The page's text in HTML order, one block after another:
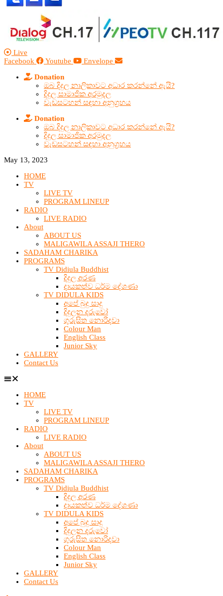
Live
Facebook
Youtube Envelope
Donation
ඔබ දිදුල නාලිකාවට අධාර කරන්නේ ඇයි?
දිදුල සාමාජික අරමුදල
වැඩසටහන් සඳහා අනුග්‍රහය
Donation
ඔබ දිදුල නාලිකාවට අධාර කරන්නේ ඇයි?
දිදුල සාමාජික අරමුදල
වැඩසටහන් සඳහා අනුග්‍රහය
May 13, 2023
HOME
TV
LIVE TV
PROGRAM LINEUP
RADIO
LIVE RADIO
About
ABOUT US
MALIGAWILA ASSAJI THERO
SADAHAM CHARIKA
PROGRAMS
TV Didiula Buddhist
දිදුල අරණ
දායකත්ව ධර්ම දේශණා
TV DIDULA KIDS
අපේ බුදු සාදු
දිදුලන දරුවෝ
ගුරුසිත නොරිදවා
Colour Man
English Class
Junior Sky
GALLERY
Contact Us
HOME
TV
LIVE TV
PROGRAM LINEUP
RADIO
LIVE RADIO
About
ABOUT US
MALIGAWILA ASSAJI THERO
SADAHAM CHARIKA
PROGRAMS
TV Didiula Buddhist
දිදුල අරණ
දායකත්ව ධර්ම දේශණා
TV DIDULA KIDS
අපේ බුදු සාදු
දිදුලන දරුවෝ
ගුරුසිත නොරිදවා
Colour Man
English Class
Junior Sky
GALLERY
Contact Us